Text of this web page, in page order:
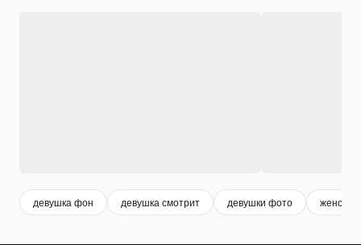
девушка фон девушка смотрит девушки фото